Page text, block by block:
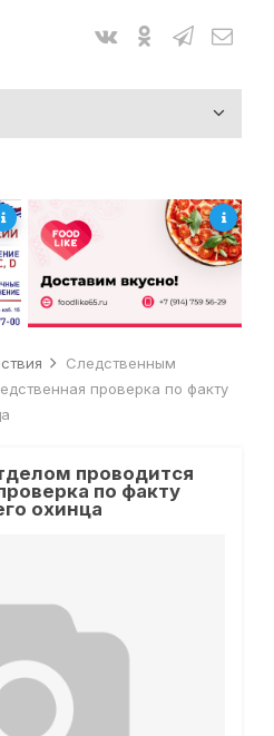
Следственным
проверка по факту
проводится
по факту
охинца